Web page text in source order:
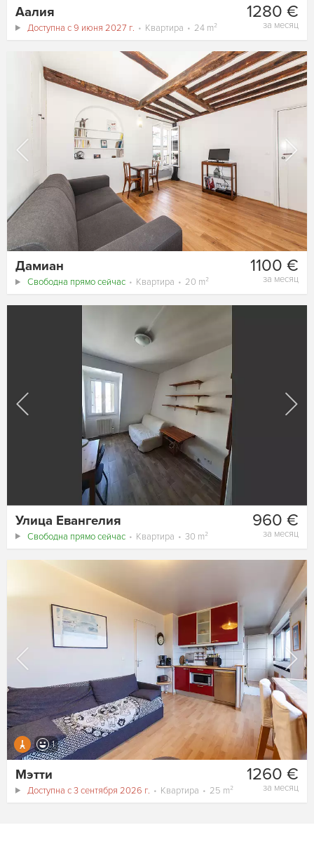
1280 €
за месяц
Аалия
Доступна с 9 июня 2027 г. Квартира 24 m²
1100 €
за месяц
Дамиан
Свободна прямо сейчас Квартира 20 m²
960 €
за месяц
Улица Евангелия
Свободна прямо сейчас Квартира 30 m²
1
1260 €
за месяц
Мэтти
Доступна с 3 сентября 2026 г. Квартира 25 m²